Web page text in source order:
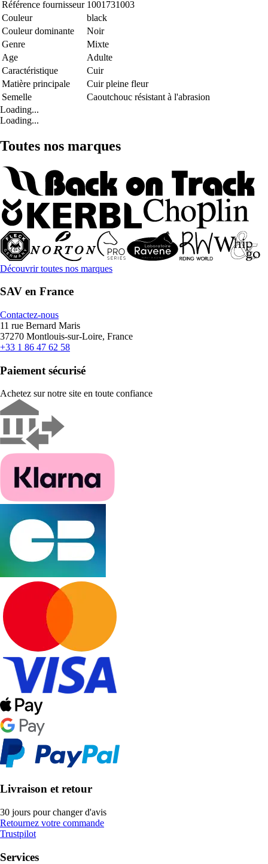
Référence fournisseur 1001731003
Couleur
black
Couleur dominante
Noir
Genre
Mixte
Age
Adulte
Caractéristique
Cuir
Matière principale
Cuir pleine fleur
Semelle
Caoutchouc résistant à l'abrasion
Loading...
Loading...
Toutes nos marques
Découvrir toutes nos marques
SAV en France
Contactez-nous
11 rue Bernard Maris
37270 Montlouis-sur-Loire, France
+33 1 86 47 62 58
Paiement sécurisé
Achetez sur notre site en toute confiance
Livraison et retour
30 jours pour changer d'avis
Retournez votre commande
Trustpilot
Services